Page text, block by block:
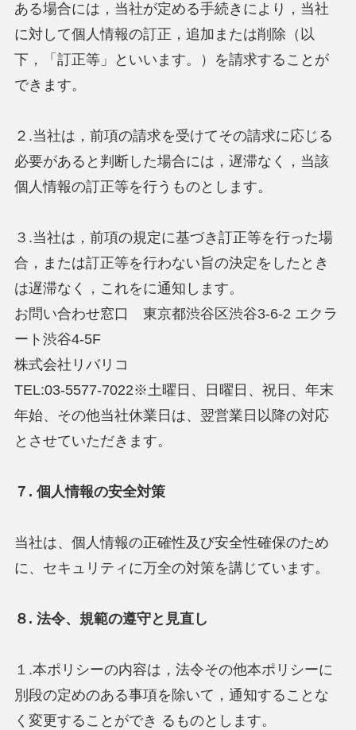
ある場合には，当社が定める手続きにより，当社
に対して個人情報の訂正，追加または削除（以
下，「訂正等」といいます。）を請求することが
できます。
２.当社は，前項の請求を受けてその請求に応じる
必要があると判断した場合には，遅滞なく，当該
個人情報の訂正等を行うものとします。
３.当社は，前項の規定に基づき訂正等を行った場
合，または訂正等を行わない旨の決定をしたとき
は遅滞なく，これをに通知します。
お問い合わせ窓口 東京都渋谷区渋谷3-6-2 エクラ
ート渋谷4-5F
株式会社リバリコ
TEL:03-5577-7022※土曜日、日曜日、祝日、年末
年始、その他当社休業日は、翌営業日以降の対応
とさせていただきます。
７. 個人情報の安全対策
当社は、個人情報の正確性及び安全性確保のため
に、セキュリティに万全の対策を講じています。
８. 法令、規範の遵守と見直し
１.本ポリシーの内容は，法令その他本ポリシーに
別段の定めのある事項を除いて，通知することな
く変更することができ るものとします。